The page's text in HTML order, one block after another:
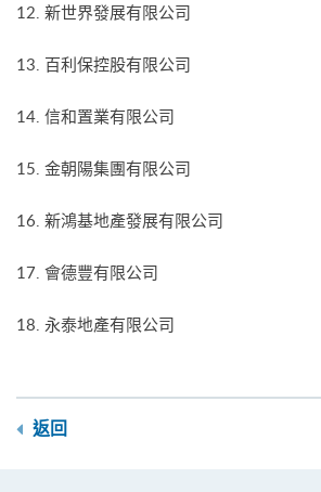
12. 新世界發展有限公司
13. 百利保控股有限公司
14. 信和置業有限公司
15. 金朝陽集團有限公司
16. 新鴻基地產發展有限公司
17. 會德豐有限公司
18. 永泰地產有限公司
返回